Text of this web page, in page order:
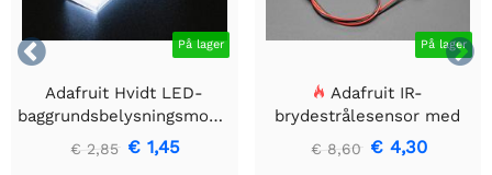

 På lager
Adafruit Hvidt LED-
baggrundsbelysningsmodul
- Lille 12mm x 40mm
€ 2,85 € 1,45
På lager
Adafruit IR-
brydestrålesensor med
premium ledningsstuds -
5 mm LED'er
€ 8,60 € 4,30